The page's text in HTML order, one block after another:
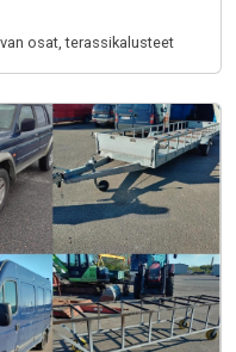
osat, terassikalusteet